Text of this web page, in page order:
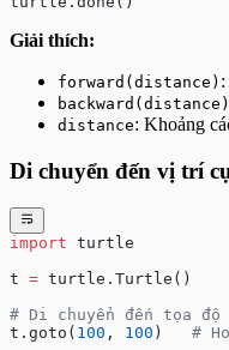
Giải thích:
forward(distance)
backward(distance)
distance: Khoảng
Di chuyển đến vị trí
import turtle
t = turtle.Turtle()
# Di chuyển đến tọa độ
t.goto( 100 , 100 ) #